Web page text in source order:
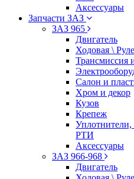
Аксессуары
Запчасти ЗАЗ
ЗАЗ 965
Двигатель
Ходовая \
Салон и
Хром и декор
Кузов
Крепеж
РТИ
Аксессуары
ЗАЗ 966-968
Двигатель